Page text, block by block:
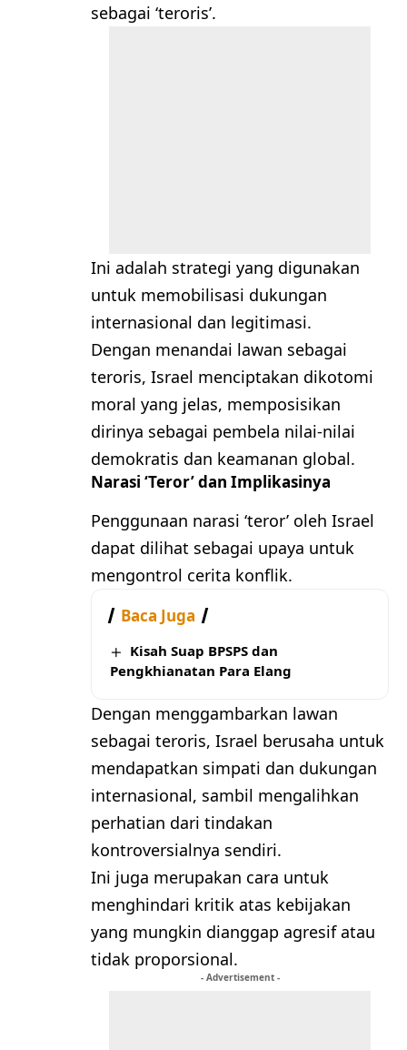
sebagai ‘teroris’.
Ini adalah strategi yang digunakan
untuk memobilisasi dukungan
internasional dan legitimasi.
Dengan menandai lawan sebagai
teroris, Israel menciptakan dikotomi
moral yang jelas, memposisikan
dirinya sebagai pembela nilai-nilai
demokratis dan keamanan global.
Narasi ‘Teror’ dan Implikasinya
Penggunaan narasi ‘teror’ oleh Israel
dapat dilihat sebagai upaya untuk
mengontrol cerita konflik.
Baca Juga
Kisah Suap BPSPS dan
Pengkhianatan Para Elang
Dengan menggambarkan lawan
sebagai teroris, Israel berusaha untuk
mendapatkan simpati dan dukungan
internasional, sambil mengalihkan
perhatian dari tindakan
kontroversialnya sendiri.
Ini juga merupakan cara untuk
menghindari kritik atas kebijakan
yang mungkin dianggap agresif atau
tidak proporsional.
- Advertisement -